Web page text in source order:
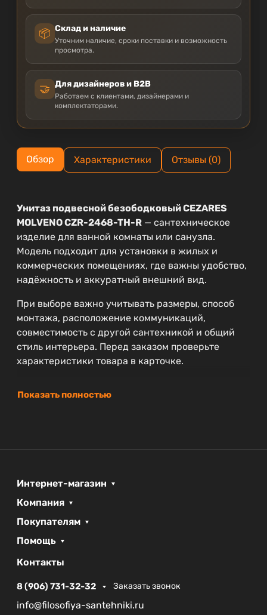
📦 Склад и наличие
Уточним наличие, сроки поставки и возможность
просмотра.
🤝 Для дизайнеров и B2B
Работаем с клиентами, дизайнерами и
комплектаторами.
Обзор Характеристики Отзывы (0)
Унитаз подвесной безободковый CEZARES
MOLVENO CZR-2468-TH-R — сантехническое
изделие для ванной комнаты или санузла.
Модель подходит для установки в жилых и
коммерческих помещениях, где важны удобство,
надёжность и аккуратный внешний вид.
При выборе важно учитывать размеры, способ
монтажа, расположение коммуникаций,
совместимость с другой сантехникой и общий
стиль интерьера. Перед заказом проверьте
характеристики товара в карточке.
Показать полностью
Интернет-магазин
Компания
Покупателям
Помощь
Контакты
8 (906) 731-32-32 Заказать звонок
info@filosofiya-santehniki.ru